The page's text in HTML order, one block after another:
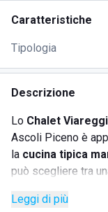
Caratteristiche
Tipologia
Descrizione
Lo Chalet
Ascoli Piceno è
la cucina tipica
può scegliere tra
qualsiasi palato,
Leggi di più